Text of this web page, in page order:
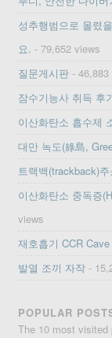
성추행범으로 몰렸
요. - 79,652 views
질문게시판 - 46,883
잠수기능사 취득 후
이산화탄소 흡수제
대만 녹도(綠島,
트랙백(trackback)
이산화탄소 중독증
views
재호흡기 CCR
발열 조끼 자작 -
POPULAR
The 10 most